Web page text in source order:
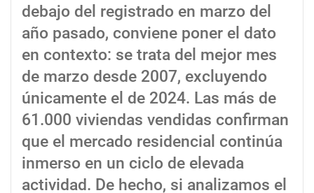
debajo del registrado en marzo del
año pasado, conviene poner el dato
en contexto: se trata del mejor mes
de marzo desde 2007, excluyendo
únicamente el de 2024. Las más de
61.000 viviendas vendidas confirman
que el mercado residencial continúa
inmerso en un ciclo de elevada
actividad. De hecho, si analizamos el